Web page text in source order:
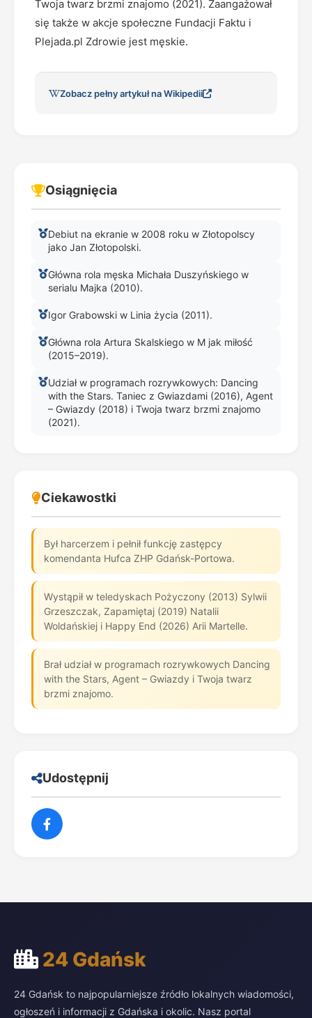
Twoja twarz brzmi znajomo (2021). Zaangażował
się także w akcje społeczne Fundacji Faktu i
Plejada.pl Zdrowie jest męskie.
Zobacz pełny artykuł na Wikipedii
Osiągnięcia
Debiut na ekranie w 2008 roku w Złotopolscy
jako Jan Złotopolski.
Główna rola męska Michała Duszyńskiego w
serialu Majka (2010).
Igor Grabowski w Linia życia (2011).
Główna rola Artura Skalskiego w M jak miłość
(2015–2019).
Udział w programach rozrywkowych: Dancing
with the Stars. Taniec z Gwiazdami (2016), Agent
– Gwiazdy (2018) i Twoja twarz brzmi znajomo
(2021).
Ciekawostki
Był harcerzem i pełnił funkcję zastępcy
komendanta Hufca ZHP Gdańsk-Portowa.
Wystąpił w teledyskach Pożyczony (2013) Sylwii
Grzeszczak, Zapamiętaj (2019) Natalii
Woldańskiej i Happy End (2026) Arii Martelle.
Brał udział w programach rozrywkowych Dancing
with the Stars, Agent – Gwiazdy i Twoja twarz
brzmi znajomo.
Udostępnij
24 Gdańsk
24 Gdańsk to najpopularniejsze źródło lokalnych wiadomości,
ogłoszeń i informacji z Gdańska i okolic. Nasz portal